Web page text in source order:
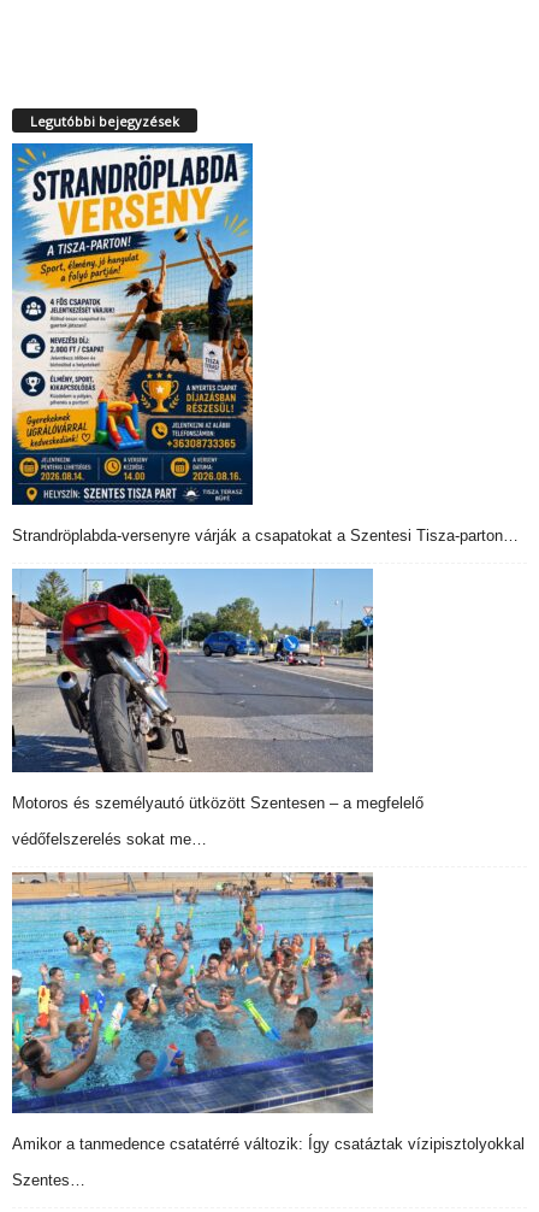
Legutóbbi bejegyzések
Strandröplabda-versenyre várják a csapatokat a Szentesi Tisza-parton…
Motoros és személyautó ütközött Szentesen – a megfelelő
védőfelszerelés sokat me…
Amikor a tanmedence csatatérré változik: Így csatáztak vízipisztolyokkal
Szentes…